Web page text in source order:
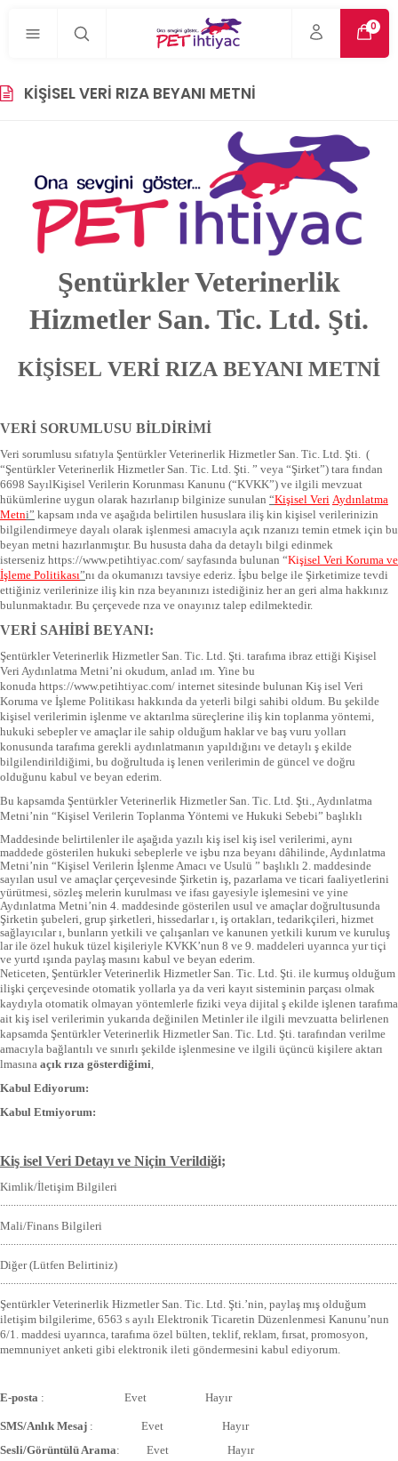
0
KIŞISEL VERI RIZA BEYANI METNI
Şentürkler Veterinerlik
Hizmetler San. Tic. Ltd. Şti.
KİŞİSEL VERİ RIZA BEYANI METNİ
VERİ SORUMLUSU BİLDİRİMİ
Veri sorumlusu sıfatıyla Şentürkler Veterinerlik Hizmetler San. Tic. Ltd. Şti. (
“Şentürkler Veterinerlik Hizmetler San. Tic. Ltd. Şti. ” veya “Şirket”) tara fından
6698 SayılKişisel Verilerin Korunması Kanunu (“KVKK”) ve ilgili mevzuat
hükümlerine uygun olarak hazırlanıp bilginize sunulan “Kişisel Veri Aydınlatma
Metni” kapsam ında ve aşağıda belirtilen hususlara iliş kin kişisel verilerinizin
bilgilendirmeye dayalı olarak işlenmesi amacıyla açık rızanızı temin etmek için bu
beyan metni hazırlanmıştır. Bu hususta daha da detaylı bilgi edinmek
isterseniz https://www.petihtiyac.com/ sayfasında bulunan “Kişisel Veri Koruma ve
İşleme Politikası”nı da okumanızı tavsiye ederiz. İşbu belge ile Şirketimize tevdi
ettiğiniz verilerinize iliş kin rıza beyanınızı istediğiniz her an geri alma hakkınız
bulunmaktadır. Bu çerçevede rıza ve onayınız talep edilmektedir.
VERİ SAHİBİ BEYANI:
Şentürkler Veterinerlik Hizmetler San. Tic. Ltd. Şti. tarafıma ibraz ettiği Kişisel
Veri Aydınlatma Metni’ni okudum, anlad ım. Yine bu
konuda https://www.petihtiyac.com/ internet sitesinde bulunan Kiş isel Veri
Koruma ve İşleme Politikası hakkında da yeterli bilgi sahibi oldum. Bu şekilde
kişisel verilerimin işlenme ve aktarılma süreçlerine iliş kin toplanma yöntemi,
hukuki sebepler ve amaçlar ile sahip olduğum haklar ve baş vuru yolları
konusunda tarafıma gerekli aydınlatmanın yapıldığını ve detaylı ş ekilde
bilgilendirildiğimi, bu doğrultuda iş lenen verilerimin de güncel ve doğru
olduğunu kabul ve beyan ederim.
Bu kapsamda Şentürkler Veterinerlik Hizmetler San. Tic. Ltd. Şti., Aydınlatma
Metni’nin “Kişisel Verilerin Toplanma Yöntemi ve Hukuki Sebebi” başlıklı
Maddesinde belirtilenler ile aşağıda yazılı kiş isel kiş isel verilerimi, aynı
maddede gösterilen hukuki sebeplerle ve işbu rıza beyanı dâhilinde, Aydınlatma
Metni’nin “Kişisel Verilerin İşlenme Amacı ve Usulü ” başlıklı 2. maddesinde
sayılan usul ve amaçlar çerçevesinde Şirketin iş, pazarlama ve ticari faaliyetlerini
yürütmesi, sözleş melerin kurulması ve ifası gayesiyle işlemesini ve yine
Aydınlatma Metni’nin 4. maddesinde gösterilen usul ve amaçlar doğrultusunda
Şirketin şubeleri, grup şirketleri, hissedarlar ı, iş ortakları, tedarikçileri, hizmet
sağlayıcılar ı, bunların yetkili ve çalışanları ve kanunen yetkili kurum ve kuruluş
lar ile özel hukuk tüzel kişileriyle KVKK’nun 8 ve 9. maddeleri uyarınca yur tiçi
ve yurtd ışında paylaş masını kabul ve beyan ederim.
Neticeten, Şentürkler Veterinerlik Hizmetler San. Tic. Ltd. Şti. ile kurmuş olduğum
ilişki çerçevesinde otomatik yollarla ya da veri kayıt sisteminin parçası olmak
kaydıyla otomatik olmayan yöntemlerle ﬁziki veya dijital ş ekilde işlenen tarafıma
ait kiş isel verilerimin yukarıda değinilen Metinler ile ilgili mevzuatta belirlenen
kapsamda Şentürkler Veterinerlik Hizmetler San. Tic. Ltd. Şti. tarafından verilme
amacıyla bağlantılı ve sınırlı şekilde işlenmesine ve ilgili üçüncü kişilere aktarı
lmasına açık rıza gösterdiğimi,
Kabul Ediyorum:
Kabul Etmiyorum:
Kiş isel Veri Detayı ve Niçin Verildiği;
Kimlik/İletişim Bilgileri
Mali/Finans Bilgileri
Diğer (Lütfen Belirtiniz)
Şentürkler Veterinerlik Hizmetler San. Tic. Ltd. Şti.’nin, paylaş mış olduğum
iletişim bilgilerime, 6563 s ayılı Elektronik Ticaretin Düzenlenmesi Kanunu’nun
6/1. maddesi uyarınca, tarafıma özel bülten, teklif, reklam, fırsat, promosyon,
memnuniyet anketi gibi elektronik ileti göndermesini kabul ediyorum.
E-posta : Evet Hayır
SMS/Anlık Mesaj : Evet Hayır
Sesli/Görüntülü Arama: Evet Hayır